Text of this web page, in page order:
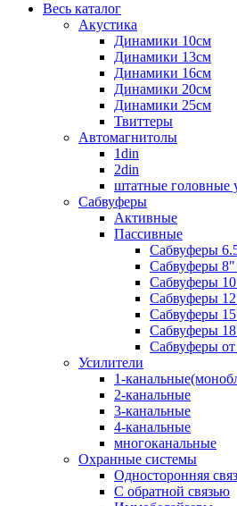
Весь каталог
Акустика
Динамики 10см
Динамики 13см
Динамики 16см
Динамики 20см
Динамики 25см
Твиттеры
Автомагнитолы
1din
2din
штатные головные
Сабвуферы
Активные
Пассивные
Сабвуферы
Сабвуферы
Сабвуферы
Сабвуферы
Сабвуферы
Сабвуферы
Сабвуферы
Усилители
1-
2-канальные
3-канальные
4-канальные
многоканальные
Охранные системы
Односторонняя
С обратной связью